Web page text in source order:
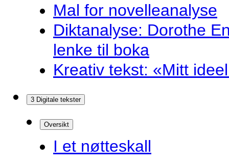
Mal for novelleanalyse
Diktanalyse: Dorothe
lenke til boka
Kreativ tekst: «Mitt
3 Digitale tekster
Oversikt
I et nøtteskall